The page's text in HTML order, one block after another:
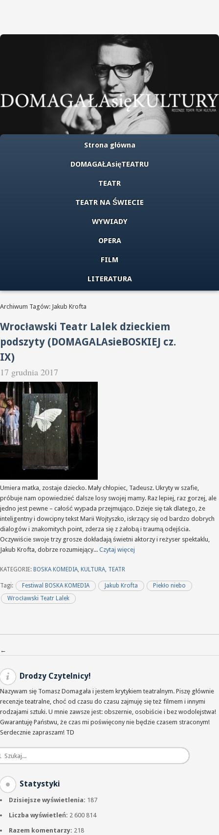
Strona główna
DOMAGAŁAsięTEATRU
TEATR
TEATR NA ŚWIECIE
WYWIADY
OPERA
FILM
LITERATURA
Archiwum Tagów: Jakub Krofta
Wrocławski Teatr Lalek dzieckiem
podszyty (DOMAGALAsieBOSKIEJ cz.
IX)
17 grudnia 2017
Umiera matka, zostaje dziecko. Mały chłopiec, Tadeusz. Ukryty w szafie,
próbuje nam opowiedzieć dalsze losy swojej mamy. Raz lepiej, raz gorzej, ale
jedno jest pewne – całość wypada przejmująco. Dzieje się tak dlatego, że
inteligentny i dowcipny tekst Marii Wojtyszko, iskrzący się od bardzo dobrych
dialogów i znakomitych point, zderza się z żałobą i traumą odejścia.
Oczywiście swoje trzy grosze dokładają świetni aktorzy i reżyser spektaklu,
Jakub Krofta, dobrze rozumiejący... Czytaj więcej
KATEGORIE: BOSKA KOMEDIA, KULTURA, TEATR
Tagi: Festiwal BOSKA KOMEDIA Jakub Krofta
Piekło niebo
Wrocławski Teatr Lalek
Nawigacja po wpisach
←
Drodzy Czytelnicy!
Nazywam się Tomasz Domagała i jestem krytykiem teatralnym. Piszę głównie
recenzje teatralne, choć od czasu do czasu zajmuję się też filmem i innymi
rodzajami sztuki. U mnie zawsze jest: obszernie, osobiście i bez wodolejstwa!
Gwarantuję Państwu, że czas mi poświęcony nie będzie czasem straconym!
Serdecznie zapraszam! TD
Statystyki
Dzisiejsze wyświetlenia: 187
Liczba wyświetleń: 2 600 814
Razem komentarzy: 218